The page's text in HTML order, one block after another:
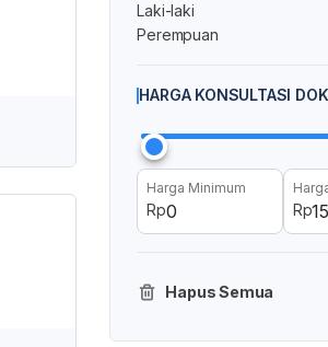
Laki-laki
Perempuan
HARGA KONSULTASI
Harga Minimum
Rp Rp
Hapus Semua